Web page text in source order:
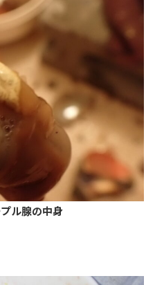
ル腺の中身